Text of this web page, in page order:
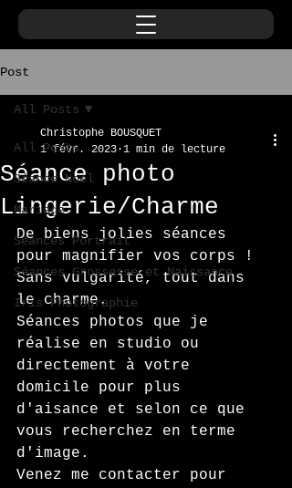
Post
All Posts
Séance Noel
Mariage
Séances Portrait
Séances Grossesse et Naissance
Iris Photographie
All Posts
Séance photo
Lingerie/Charme
Christophe BOUSQUET
1 févr. 2023 1 min de lecture
De biens jolies séances
pour magnifier vos corps !
Sans vulgarité, tout dans
le charme.
Séances photos que je
réalise en studio ou
directement à votre
domicile pour plus
d'aisance et selon ce que
vous recherchez en terme
d'image.
Venez me contacter pour